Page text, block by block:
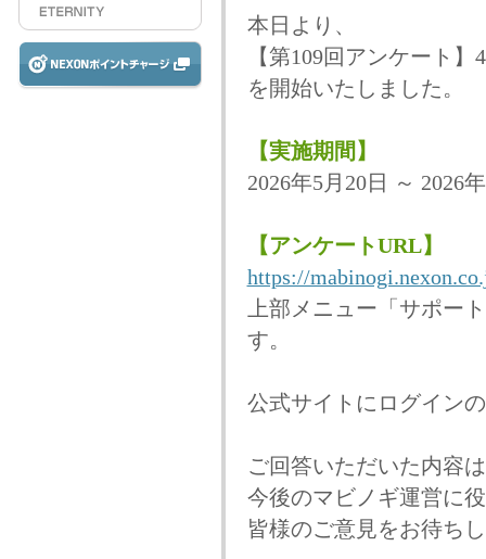
本日より、
【第109回アンケート
を開始いたしました。
【実施期間】
2026年5月20日 ～ 2026
【アンケートURL】
https://
上部メニュー「サポー
す。
公式サイトにログイン
ご回答いただいた内容
今後のマビノギ運営に
皆様のご意見をお待ち